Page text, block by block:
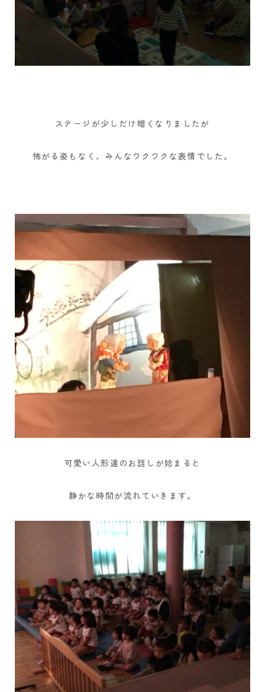
ステージが少しだけ暗くなりましたが
怖がる姿もなく、みんなワクワクな表情でした。
可愛い人形達のお話しが始まると
静かな時間が流れていきます。